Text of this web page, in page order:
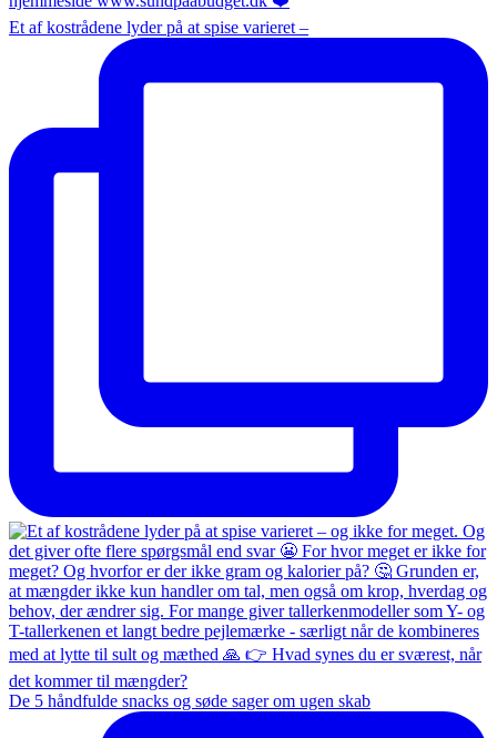
Et af kostrådene lyder på at spise varieret –
De 5 håndfulde snacks og søde sager om ugen skab